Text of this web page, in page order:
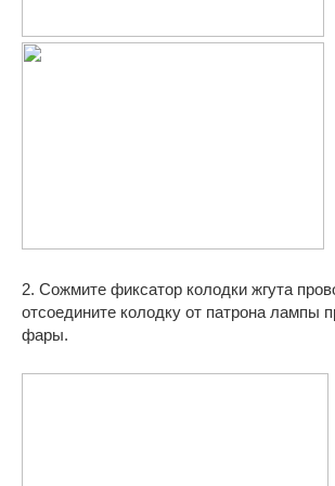
2. Сожмите фиксатор колодки жгута
отсоедините колодку от патрона лампы
фары.